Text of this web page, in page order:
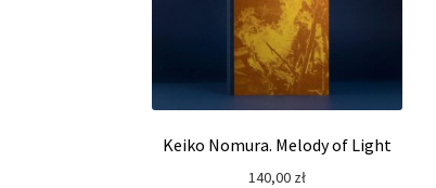
Keiko Nomura. Melody of Light
140,00 zł